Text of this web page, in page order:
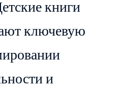
книги
ключевую
и